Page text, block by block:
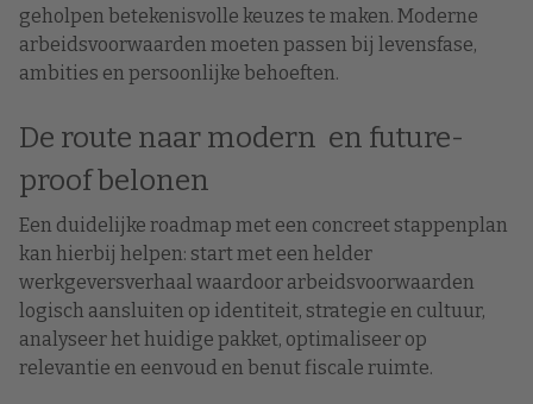
geholpen betekenisvolle keuzes te maken. Moderne
arbeidsvoorwaarden moeten passen bij levensfase,
ambities en persoonlijke behoeften.
De route naar modern en future-
proof belonen
Een duidelijke roadmap met een concreet stappenplan
kan hierbij helpen: start met een helder
werkgeversverhaal waardoor arbeidsvoorwaarden
logisch aansluiten op identiteit, strategie en cultuur,
analyseer het huidige pakket, optimaliseer op
relevantie en eenvoud en benut fiscale ruimte.